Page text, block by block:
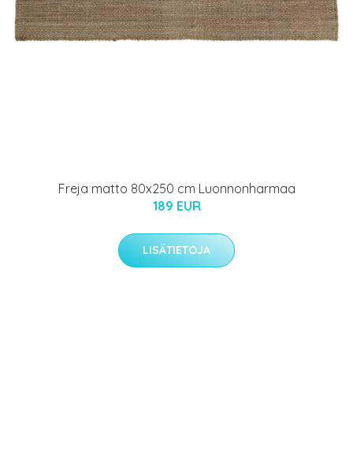
Freja matto 80x250 cm Luonnonharmaa
189 EUR
LISÄTIETOJA